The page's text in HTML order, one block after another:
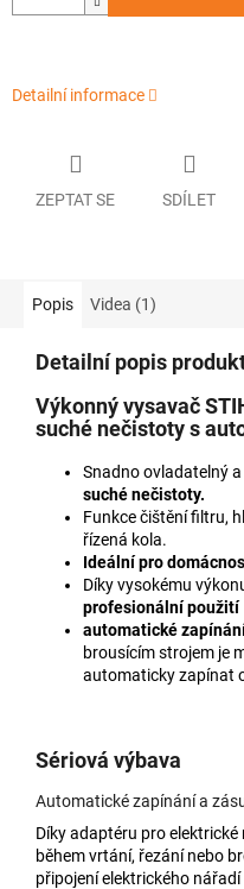
Detailní informace
ZEPTAT SE SDÍLET
Popis Videa (1)
Detailní popis
Výkonný vysavač
suché nečistoty s
Snadno ovladatelný
suché nečistoty.
Funkce čištění filtru,
řízená kola.
Ideální pro
Díky vysokému
profesionální použití
automatické
brousícím strojem je
automaticky zapínat
Sériová výbava
Automatické zapínání a
Díky adaptéru pro
během vrtání, řezání nebo
připojení elektrického